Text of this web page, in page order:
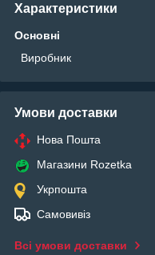
Характеристики
Основні
Виробник
Умови доставки
Нова Пошта
Магазини Rozetka
Укрпошта
Самовивіз
Всі умови доставки